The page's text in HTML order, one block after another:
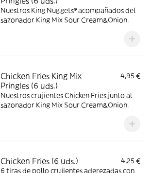
Nuestros King Nuggets® acompañados del
sazonador King Mix Sour Cream&Onion.
Chicken Fries King Mix
Pringles (6 uds.)
4,95 €
Nuestros crujientes Chicken Fries junto al
sazonador King Mix Sour Cream&Onion.
Chicken Fries (6 uds.)
4,25 €
6 tiras de pollo crujientes aderezadas con